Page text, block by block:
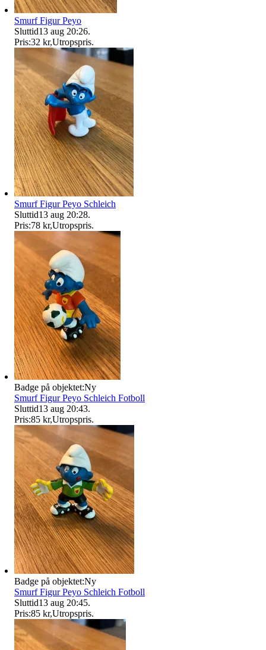
Smurf Figur Peyo
Sluttid13 aug 20:26.
Pris:32 kr,Utropspris.
Smurf Figur Peyo Schleich
Sluttid13 aug 20:28.
Pris:78 kr,Utropspris.
Badge på objektet:Ny
Smurf Figur Peyo Schleich Fotboll
Sluttid13 aug 20:43.
Pris:85 kr,Utropspris.
Badge på objektet:Ny
Smurf Figur Peyo Schleich Fotboll
Sluttid13 aug 20:45.
Pris:85 kr,Utropspris.